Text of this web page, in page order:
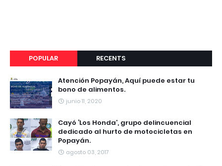
POPULAR RECENTS
Atención Popayán, Aquí puede estar tu
bono de alimentos.
junio 11, 2020
Cayó ‘Los Honda’, grupo delincuencial
dedicado al hurto de motocicletas en
Popayán.
agosto 03, 2017